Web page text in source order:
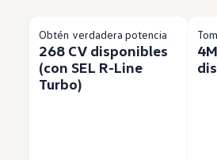
Obtén verdadera potencia
268 CV disponibles
(con SEL R-Line
Turbo)